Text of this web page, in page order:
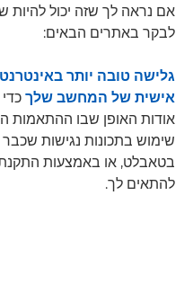
אם נראה לך שזה יכול להיות
לבקר באתרים הבאים:
אישית של המחשב שלך
אודות האופן שבו ההתאמות
שימוש בתכונות נגישות
בטאבלט, או באמצעות התקנת
להתאים לך.